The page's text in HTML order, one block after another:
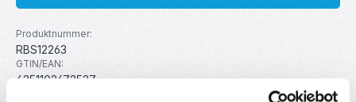
Produktnummer:
RBS12263
GTIN/EAN:
4251102672527